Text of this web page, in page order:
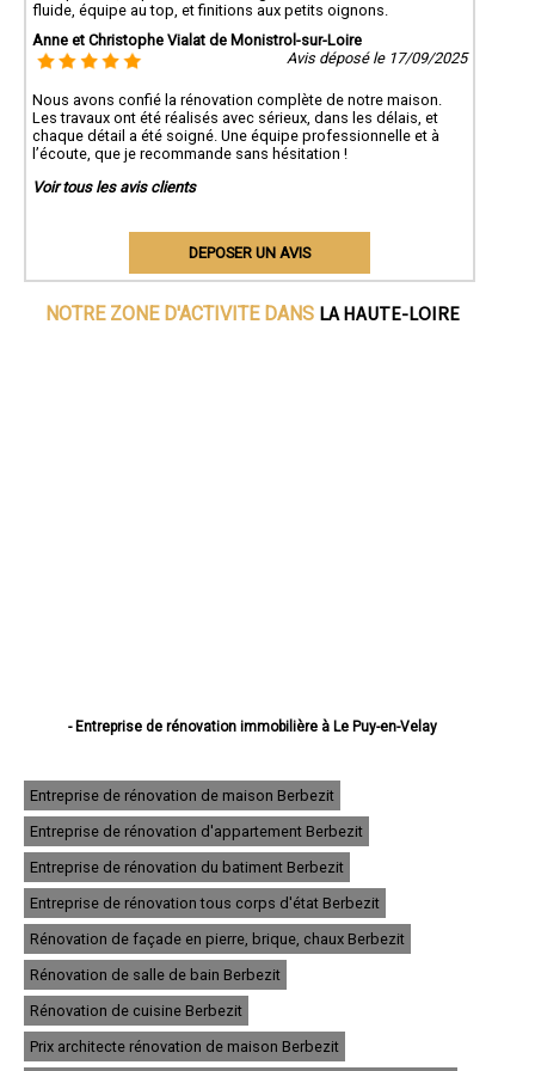
fluide, équipe au top, et finitions aux petits oignons.
Anne et Christophe Vialat de Monistrol-sur-Loire
Avis déposé le 17/09/2025
Nous avons confié la rénovation complète de notre maison.
Les travaux ont été réalisés avec sérieux, dans les délais, et
chaque détail a été soigné. Une équipe professionnelle et à
l’écoute, que je recommande sans hésitation !
Voir tous les avis clients
DEPOSER UN AVIS
NOTRE ZONE D'ACTIVITE DANS LA HAUTE-LOIRE
- Entreprise de rénovation immobilière à Le Puy-en-Velay
- Entreprise de rénovation immobilière à Brioude
- Entreprise de rénovation immobilière à Sainte-Sigolène
- Entreprise de rénovation immobilière à Aurec-sur-Loire
- Entreprise de rénovation immobilière à Saint-Just-Malmont
- Entreprise de rénovation immobilière à Brives-Charensac
- Entreprise de rénovation immobilière à Langeac
- Entreprise de rénovation immobilière à Bas-en-Basset
- Entreprise de rénovation immobilière à Espaly-Saint-Marcel
- Entreprise de rénovation immobilière à Vals-près-le-Puy
- Entreprise de rénovation immobilière à Saint-Germain-Laprade
- Entreprise de rénovation immobilière à Tence
- Entreprise de rénovation immobilière à Saint-Didier-en-Velay
- Entreprise de rénovation immobilière à Sainte-Florine
Entreprise de rénovation de maison Berbezit
Entreprise de rénovation d'appartement Berbezit
Entreprise de rénovation du batiment Berbezit
Entreprise de rénovation tous corps d'état Berbezit
Rénovation de façade en pierre, brique, chaux Berbezit
Rénovation de salle de bain Berbezit
Rénovation de cuisine Berbezit
Prix architecte rénovation de maison Berbezit